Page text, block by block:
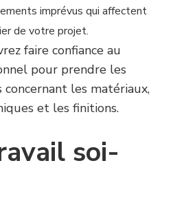
imprévus qui affectent
de votre projet.
faire confiance au
pour prendre les
concernant les matériaux,
et les finitions.
soi-